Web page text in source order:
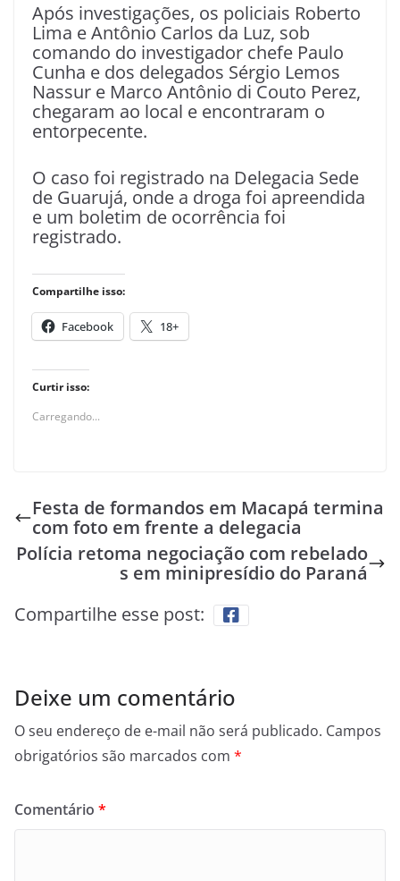
Após investigações, os policiais Roberto
Lima e Antônio Carlos da Luz, sob
comando do investigador chefe Paulo
Cunha e dos delegados Sérgio Lemos
Nassur e Marco Antônio di Couto Perez,
chegaram ao local e encontraram o
entorpecente.
O caso foi registrado na Delegacia Sede
de Guarujá, onde a droga foi apreendida
e um boletim de ocorrência foi
registrado.
Compartilhe isso:
Facebook 18+
Curtir isso:
Carregando...
Festa de formandos em Macapá termina
com foto em frente a delegacia
Polícia retoma negociação com rebelado
s em minipresídio do Paraná
Compartilhe esse post:
Deixe um comentário
O seu endereço de e-mail não será publicado. Campos
obrigatórios são marcados com *
Comentário *